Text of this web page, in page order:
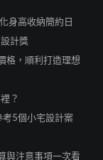
身高收納簡約日
計獎
格，順利打造理想
？
5個小宅設計案
與注意事項一次看